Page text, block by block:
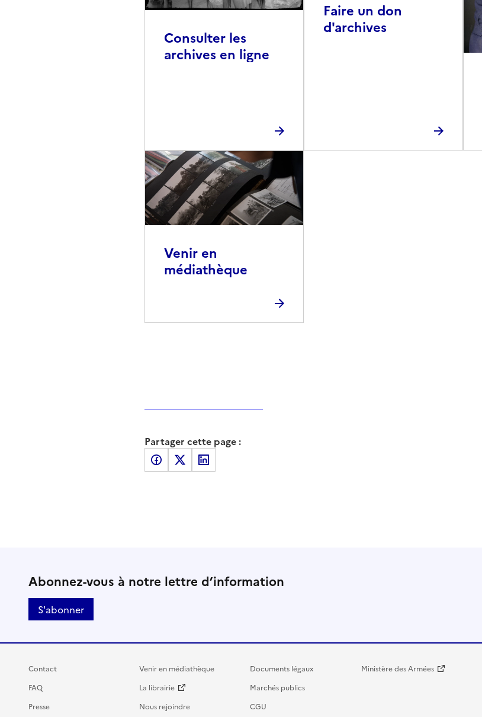
Consulter les
archives en ligne
Faire un don
d'archives
Venir en
médiathèque
Partager cette page :
Partager sur Facebook
Partager sur XPartager sur LinkedIn
Abonnez-vous à notre lettre d’information
S'abonner
Contact
FAQ
Presse
Venir en médiathèque
La librairie
Nous rejoindre
Documents légaux
Marchés publics
CGU
Ministère des Armées